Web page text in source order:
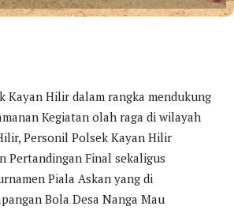
Kayan Hilir dalam rangka mendukung
Kegiatan olah raga di wilayah
Personil Polsek Kayan Hilir
Pertandingan Final sekaligus
Piala Askan yang di
Bola Desa Nanga Mau